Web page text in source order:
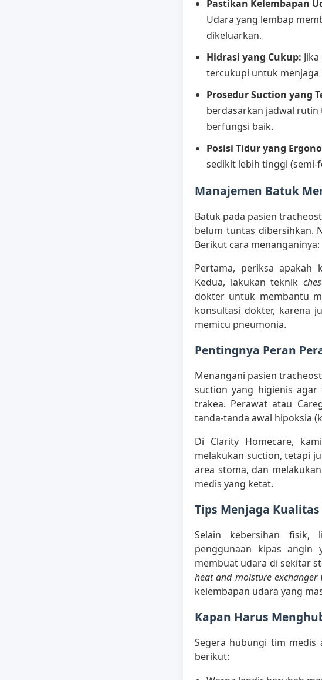
Pastikan Kelembapan
Udara yang lembap
dikeluarkan.
Hidrasi yang Cukup:
tercukupi untuk menjaga
Prosedur Suction yang
berdasarkan jadwal rutin
berfungsi baik.
Posisi Tidur yang
sedikit lebih tinggi
Manajemen Batuk
Batuk pada pasien
belum tuntas dibersihkan.
Berikut cara menanganinya:
Pertama, periksa apakah
Kedua, lakukan teknik
dokter untuk membantu
konsultasi dokter, karena
memicu pneumonia.
Pentingnya Peran
Menangani pasien
suction yang higienis
trakea. Perawat atau
tanda-tanda awal hipoksia
Di Clarity Homecare,
melakukan suction, tetapi
area stoma, dan
medis yang ketat.
Tips Menjaga
Selain kebersihan fisik,
penggunaan kipas angin
membuat udara di sekitar
heat and moisture exchanger
kelembapan udara yang
Kapan Harus
Segera hubungi tim medis
berikut: